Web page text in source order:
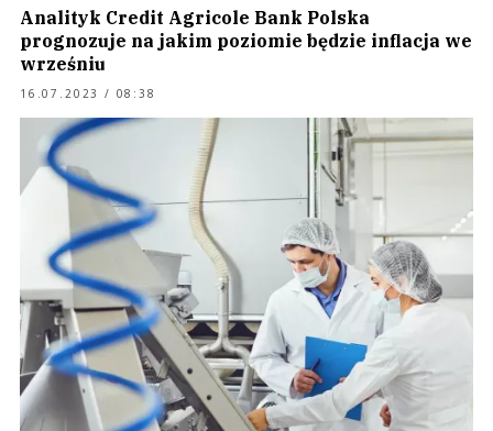
Analityk Credit Agricole Bank Polska
prognozuje na jakim poziomie będzie inflacja we
wrześniu
16.07.2023 / 08:38